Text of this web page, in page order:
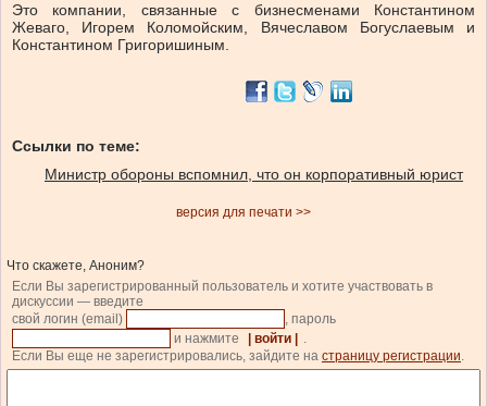
Это компании, связанные с бизнесменами Константином
Жеваго, Игорем Коломойским, Вячеславом Богуслаевым и
Константином Григоришиным.
Ссылки по теме:
Министр обороны вспомнил, что он корпоративный юрист
версия для печати >>
Что скажете, Аноним?
Если Вы зарегистрированный пользователь и хотите участвовать в
дискуссии — введите
свой логин (email)
, пароль
и нажмите
| войти |
.
Если Вы еще не зарегистрировались, зайдите на страницу регистрации.